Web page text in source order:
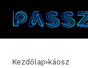
Kezdőlap káosz